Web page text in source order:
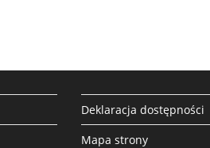
Deklaracja dostępności
Mapa strony